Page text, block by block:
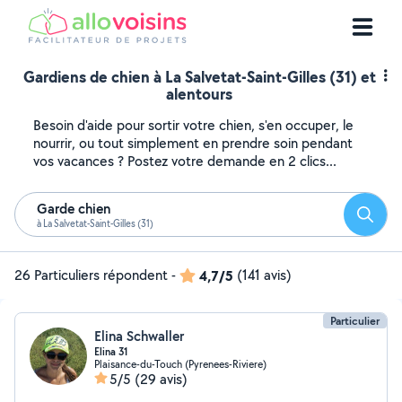
Gardiens de chien à La Salvetat-Saint-Gilles (31) et
alentours
Besoin d'aide pour sortir votre chien, s'en occuper, le
nourrir, ou tout simplement en prendre soin pendant
vos vacances ? Postez votre demande en 2 clics...
Garde chien
à La Salvetat-Saint-Gilles (31)
26 Particuliers répondent- 4,7/5 (141 avis)
Particulier
Elina Schwaller
Elina 31
Plaisance-du-Touch (Pyrenees-Riviere)
5/5 (29 avis)